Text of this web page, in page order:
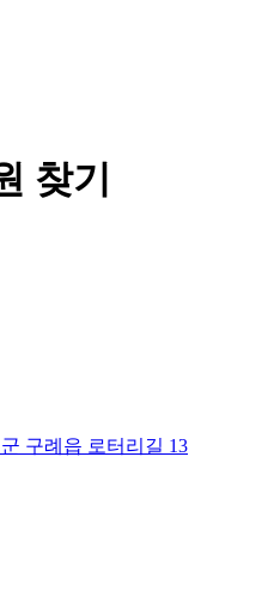
찾기
구례읍 로터리길 13